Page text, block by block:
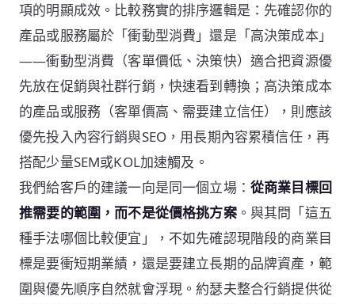
項的明顯成效。比較務實的排序邏輯是：先確認你的
產品或服務屬於「衝動型消費」還是「高決策成本」
——衝動型消費（客單價低、決策快）適合把資源優
先放在促銷與社群行銷，快速看到轉換；高決策成本
的產品或服務（客單價高、需要建立信任），則應該
優先投入內容行銷與SEO，用長期內容累積信任，再
搭配少量SEM或KOL加速觸及。
我們給客戶的建議一向是同一個立場： 從商業目標回
推需要的範圍，而不是從價格挑方案。與其問「這五
種手法哪個比較便宜」，不如先確認現階段的商業目
標是要衝短期業績，還是要建立長期的品牌資產，範
圍與優先順序自然就會浮現。約瑟夫整合行銷提供從